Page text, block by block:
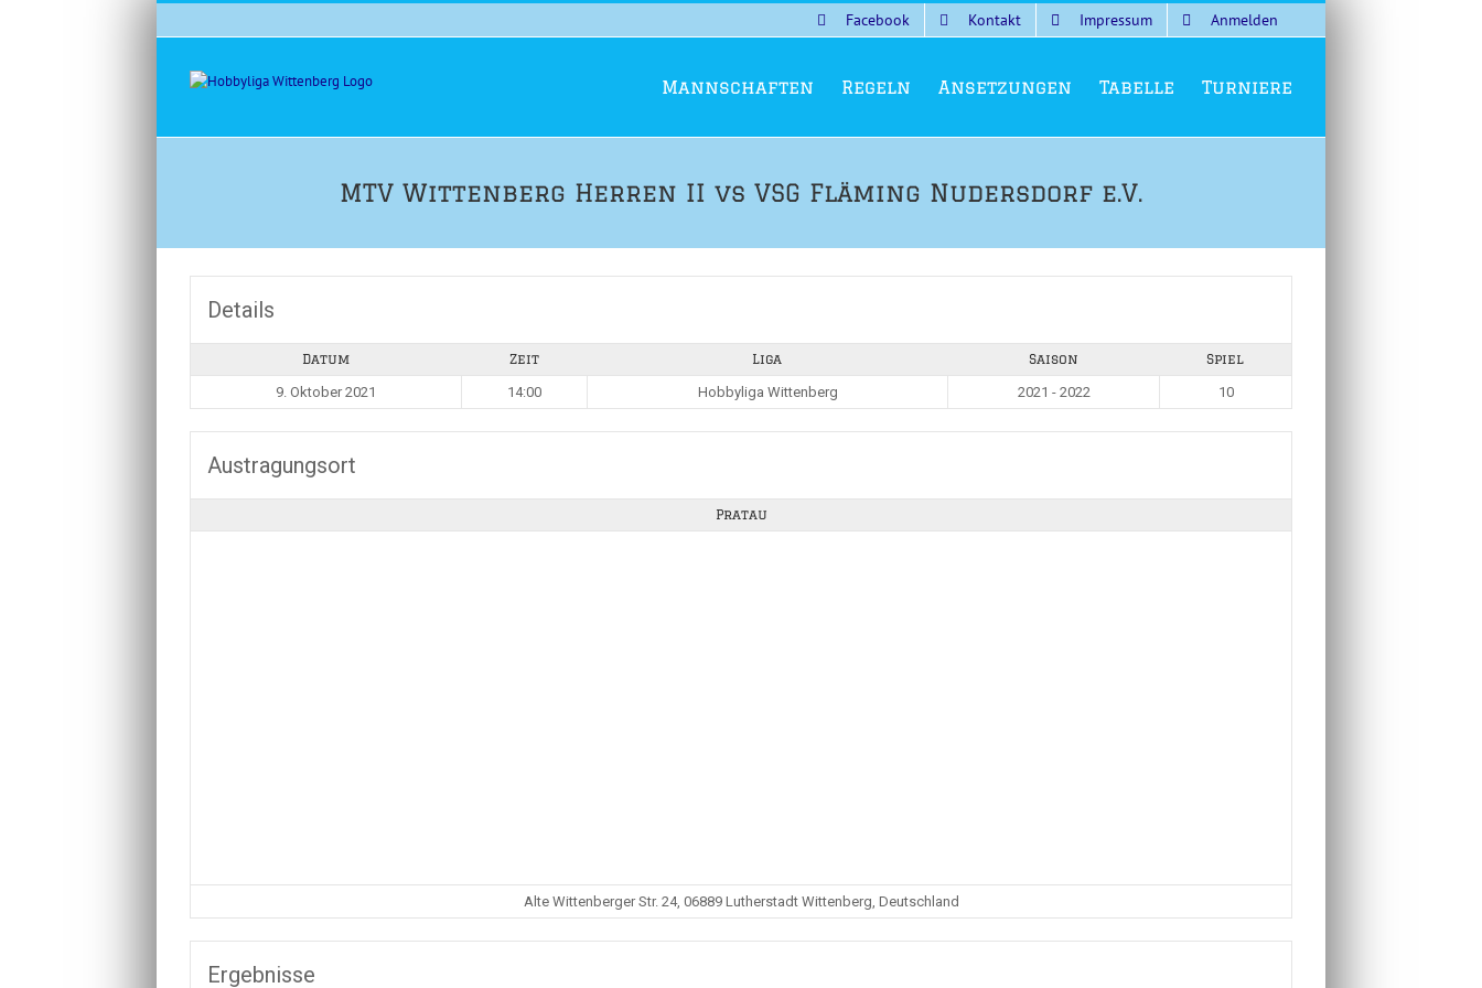
Facebook Kontakt Impressum Anmelden
Mannschaften Regeln Ansetzungen Tabelle Turniere
MTV Wittenberg Herren II vs VSG Fläming Nudersdorf e.V.
Details
Datum Zeit Liga Saison Spiel
9. Oktober 2021 14:00 Hobbyliga Wittenberg 2021 - 2022 10
Austragungsort
Pratau
Alte Wittenberger Str. 24, 06889 Lutherstadt Wittenberg, Deutschland
Ergebnisse